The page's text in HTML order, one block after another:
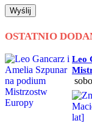
Wyślij
OSTATNIO
Leo